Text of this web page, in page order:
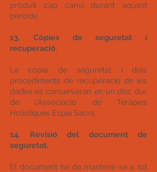
produït cap canvi durant aquest
període.
13. Còpies de seguretat i
recuperació.
La còpia de seguretat i dels
procediments de recuperació de les
dades es conservaran en un disc dur
de l'Associació de Teràpies
Holístiques Espai Sacra.
14. Revisió del document de
seguretat.
El document ha de mantenir-se a tot